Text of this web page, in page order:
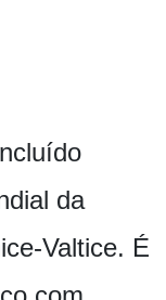
da
Valtice. É